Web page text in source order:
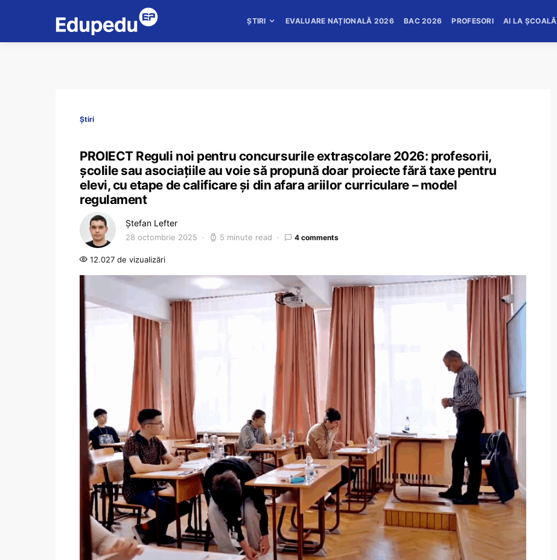
ȘTIRI EVALUARE NAȚIONALĂ 2026 BAC 2026 PROFESORI AI LA ȘCOALĂ
Știri
PROIECT Reguli noi pentru concursurile extrașcolare 2026: profesorii,
școlile sau asociațiile au voie să propună doar proiecte fără taxe pentru
elevi, cu etape de calificare și din afara ariilor curriculare – model
regulament
Ștefan Lefter
28 octombrie 2025 5 minute read 4 comments
12.027 de vizualizări